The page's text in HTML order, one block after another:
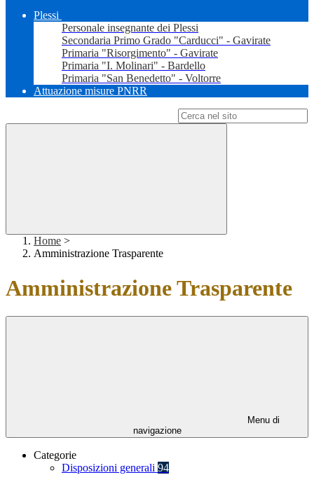
Plessi
Personale insegnante dei Plessi
Secondaria Primo Grado "Carducci" - Gavirate
Primaria "Risorgimento" - Gavirate
Primaria "I. Molinari" - Bardello
Primaria "San Benedetto" - Voltorre
Attuazione misure PNRR
Home >
Amministrazione Trasparente
Amministrazione Trasparente
Menu di
navigazione
Categorie
Disposizioni generali 94